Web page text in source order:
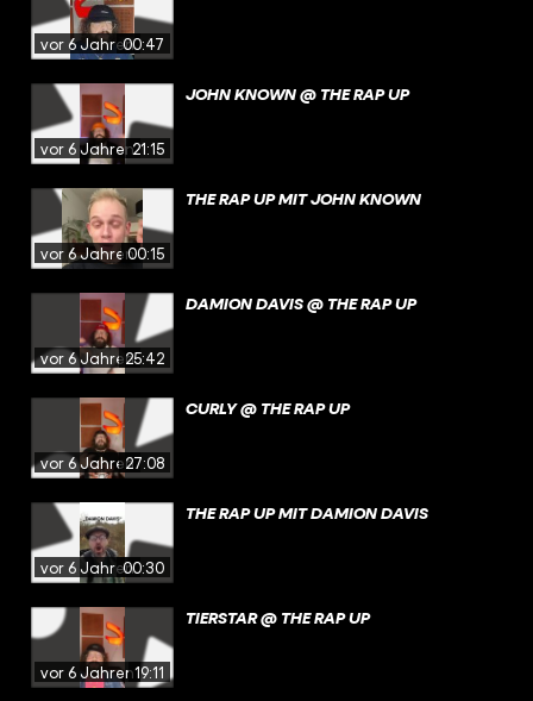
vor 6 Jahren00:47
vor 6 Jahren21:15
JOHN KNOWN @ THE RAP UP
vor 6 Jahren00:15
THE RAP UP MIT JOHN KNOWN
vor 6 Jahren25:42
DAMION DAVIS @ THE RAP UP
vor 6 Jahren27:08
CURLY @ THE RAP UP
vor 6 Jahren00:30
THE RAP UP MIT DAMION DAVIS
vor 6 Jahren19:11
TIERSTAR @ THE RAP UP